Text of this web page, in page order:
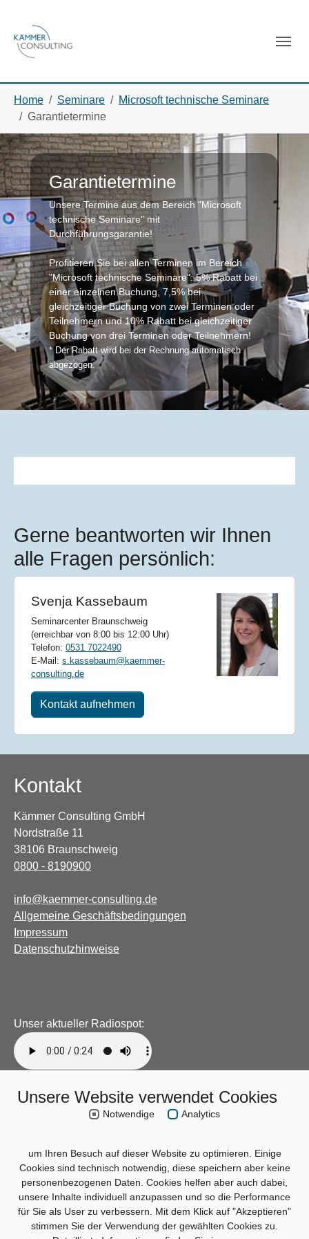
Home Seminare
Microsoft technische Seminare
Garantietermine
Garantietermine
Unsere Termine aus dem Bereich "Microsoft
technische Seminare" mit
Durchführungsgarantie!
Profitieren Sie bei allen Terminen im Bereich
"Microsoft technische Seminare": 5% Rabatt bei
einer einzelnen Buchung, 7,5% bei
gleichzeitiger Buchung von zwei Terminen oder
Teilnehmern und 10% Rabatt bei gleichzeitiger
Buchung von drei Terminen oder Teilnehmern!
* Der Rabatt wird bei der Rechnung automatisch
abgezogen.
Gerne beantworten wir Ihnen
alle Fragen persönlich:
Svenja Kassebaum
Seminarcenter Braunschweig
(erreichbar von 8:00 bis 12:00 Uhr)
Telefon: 0531 7022490
E-Mail: s.kassebaum@kaemmer-
consulting.de
Kontakt aufnehmen
Kontakt
Kämmer Consulting GmbH
Nordstraße 11
38106 Braunschweig
0800 - 8190900
info@kaemmer-consulting.de
Allgemeine Geschäftsbedingungen
Impressum
Datenschutzhinweise
Unser aktueller Radiospot:
Unsere Website verwendet Cookies
Notwendige Analytics
um Ihren Besuch auf dieser Website zu optimieren. Einige
Cookies sind technisch notwendig, diese speichern aber keine
personenbezogenen Daten. Cookies helfen aber auch dabei,
unsere Inhalte individuell anzupassen und so die Performance
für Sie als User zu verbessern. Mit dem Klick auf "Akzeptieren"
stimmen Sie der Verwendung der gewählten Cookies zu.